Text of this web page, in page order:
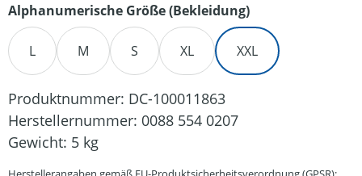
Alphanumerische Größe (Bekleidung)auswählen
L M S XL XXL
Produktnummer: DC-100011863
Herstellernummer: 0088 554 0207
Gewicht: 5 kg